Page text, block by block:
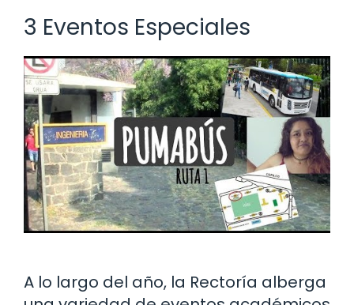
3 Eventos Especiales
A lo largo del año, la Rectoría alberga